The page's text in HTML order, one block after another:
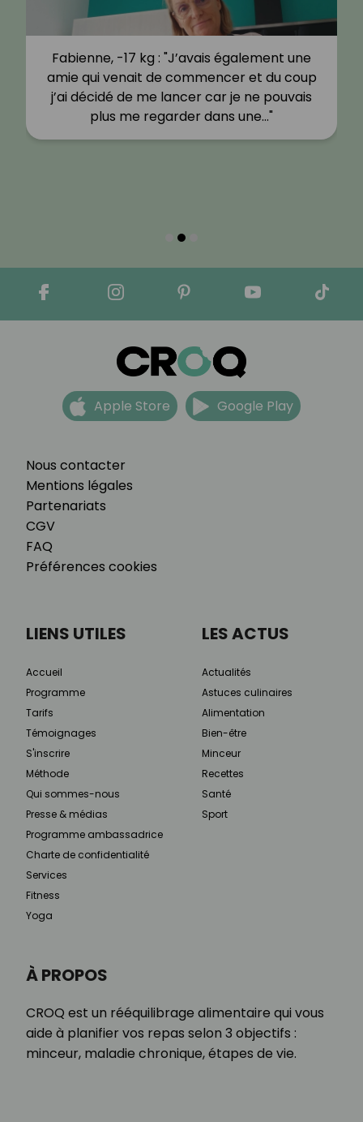
Fabienne, -17 kg : "J’avais également une
amie qui venait de commencer et du coup
j’ai décidé de me lancer car je ne pouvais
plus me regarder dans une…"
Nous contacter
Mentions légales
Partenariats
CGV
FAQ
Préférences cookies
Apple Store Google Play
À PROPOS
CROQ est un rééquilibrage alimentaire qui vous
aide à planifier vos repas selon 3 objectifs :
minceur, maladie chronique, étapes de vie.
LIENS UTILES
Accueil
Programme
Tarifs
Témoignages
S'inscrire
Méthode
Qui sommes-nous
Presse & médias
Programme ambassadrice
Charte de confidentialité
Services
Fitness
Yoga
LES ACTUS
Actualités
Astuces culinaires
Alimentation
Bien-être
Minceur
Recettes
Santé
Sport